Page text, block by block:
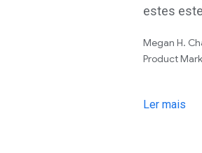
estes
Megan H.
Product
Ler mais